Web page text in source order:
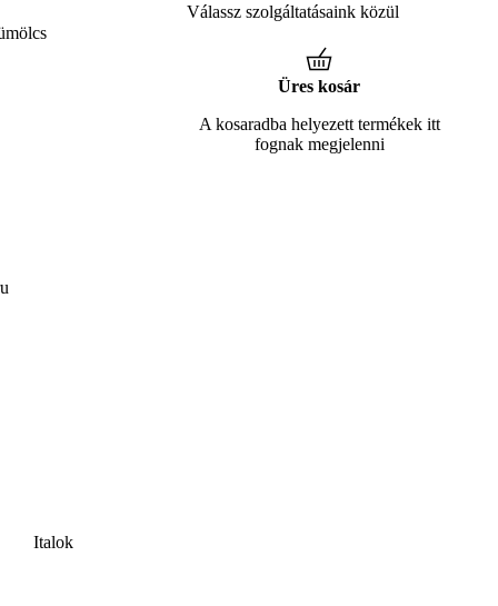
Italok
Válassz szolgáltatásaink közül
Üres kosár
A kosaradba helyezett termékek itt
fognak megjelenni